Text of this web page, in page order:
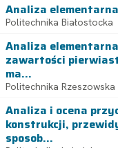
Analiza elementarna
Politechnika Białostocka
Analiza
zawartości
ma...
Politechnika Rzeszowska
Analiza i ocena
konstrukcji,
sposob...